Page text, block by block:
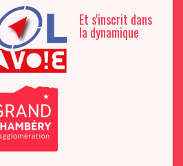
Et s'inscrit dans
la dynamique